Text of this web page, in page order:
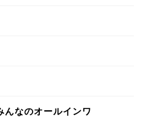
なのオールインワ